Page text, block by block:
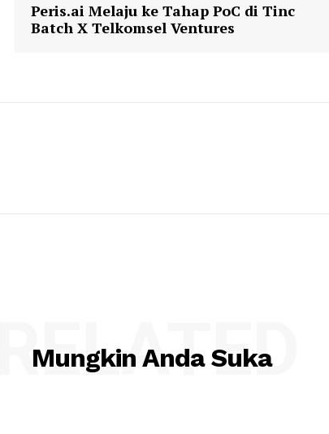
Peris.ai Melaju ke Tahap PoC di Tinc
Batch X Telkomsel Ventures
Mungkin Anda Suka
RELATED